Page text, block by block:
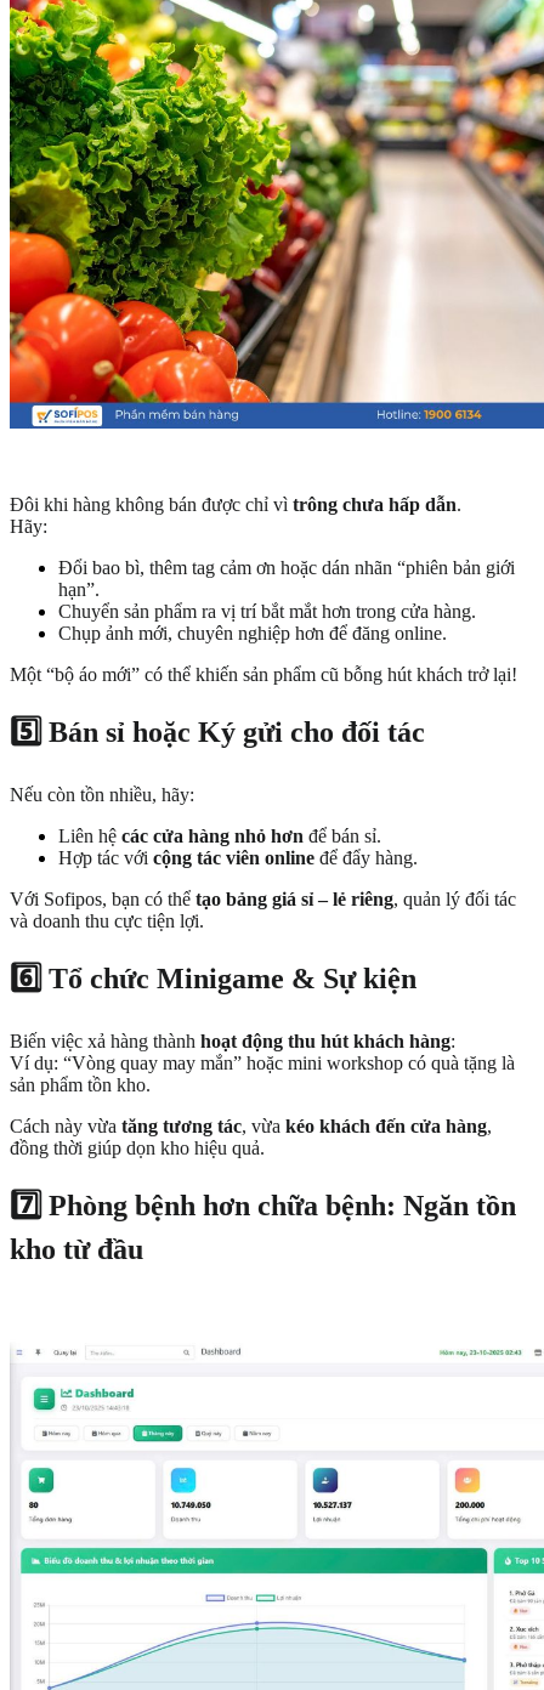
Đôi khi hàng không bán được chỉ vì trông chưa hấp dẫn.
Hãy:
Đổi bao bì, thêm tag cảm ơn hoặc dán nhãn “phiên bản giới
hạn”.
Chuyển sản phẩm ra vị trí bắt mắt hơn trong cửa hàng.
Chụp ảnh mới, chuyên nghiệp hơn để đăng online.
Một “bộ áo mới” có thể khiến sản phẩm cũ bỗng hút khách trở lại!
5️⃣ Bán sỉ hoặc Ký gửi cho đối tác
Nếu còn tồn nhiều, hãy:
Liên hệ các cửa hàng nhỏ hơn để bán sỉ.
Hợp tác với cộng tác viên online để đẩy hàng.
Với Sofipos, bạn có thể tạo bảng giá sỉ – lẻ riêng, quản lý đối tác
và doanh thu cực tiện lợi.
6️⃣ Tổ chức Minigame & Sự kiện
Biến việc xả hàng thành hoạt động thu hút khách hàng:
Ví dụ: “Vòng quay may mắn” hoặc mini workshop có quà tặng là
sản phẩm tồn kho.
Cách này vừa tăng tương tác, vừa kéo khách đến cửa hàng,
đồng thời giúp dọn kho hiệu quả.
7️⃣ Phòng bệnh hơn chữa bệnh: Ngăn tồn
kho từ đầu